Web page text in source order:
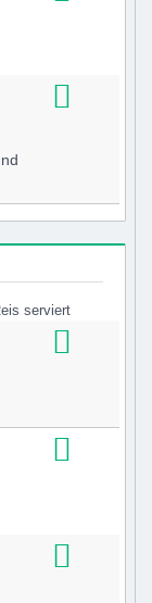
serviert